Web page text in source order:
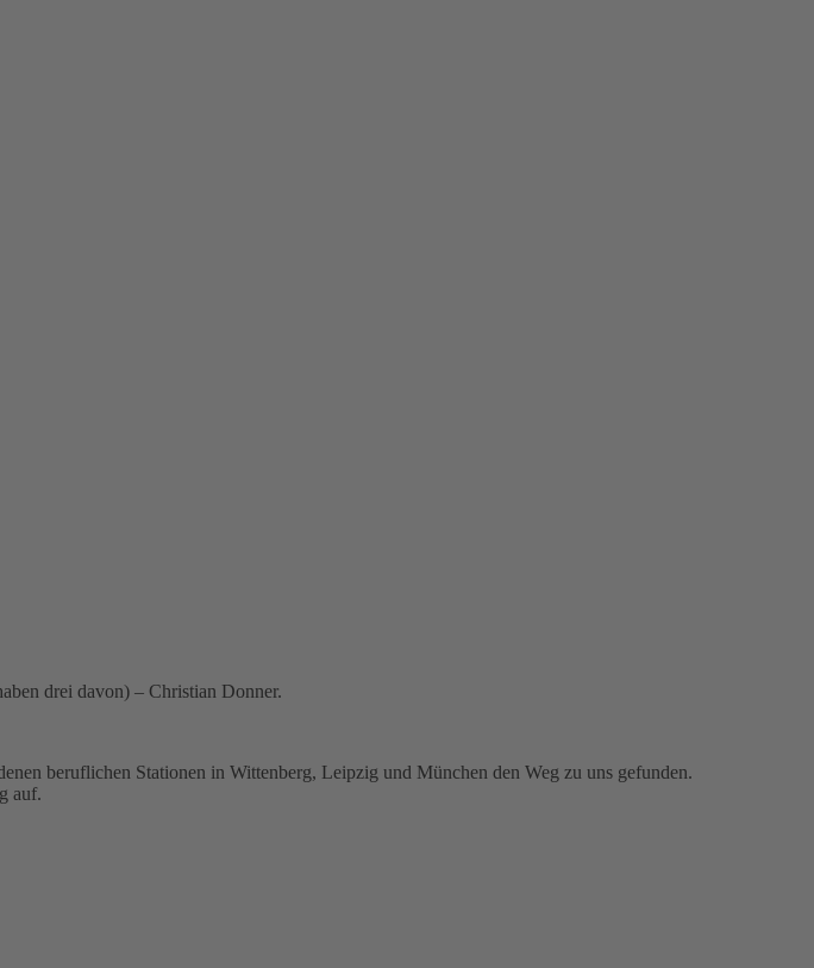
drei davon) – Christian Donner.
beruflichen Stationen in Wittenberg, Leipzig und München den Weg zu uns gefunden.
auf.